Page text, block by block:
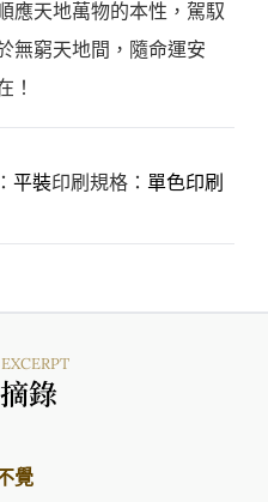
應天地萬物的本性，駕馭
無窮天地間，隨命運安
！
平裝印刷規格： 單色印刷
錄
覺